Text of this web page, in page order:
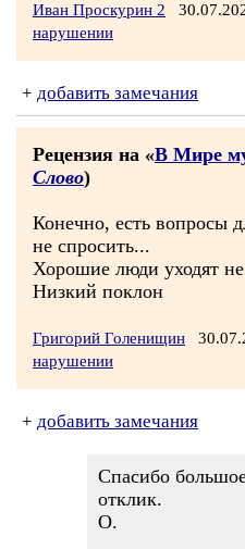
Иван Проскурин 2
нарушении
+ добавить замечания
Рецензия на «В Мире
Слово)
Конечно, есть вопросы
не спросить...
Хорошие люди уходят не
Низкий поклон
Григорий Голенищин
нарушении
+ добавить замечания
Спасибо
отклик.
О.